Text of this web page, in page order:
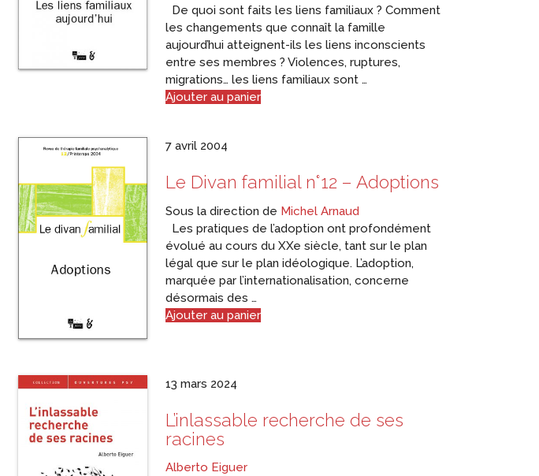
De quoi sont faits les liens familiaux ? Comment
les changements que connaît la famille
aujourd’hui atteignent-ils les liens inconscients
entre ses membres ? Violences, ruptures,
migrations… les liens familiaux sont …
Ajouter au panier
7 avril 2004
Le Divan familial n°12 – Adoptions
Sous la direction de Michel Arnaud
Les pratiques de l’adoption ont profondément
évolué au cours du XXe siècle, tant sur le plan
légal que sur le plan idéologique. L’adoption,
marquée par l’internationalisation, concerne
désormais des …
Ajouter au panier
13 mars 2024
L’inlassable recherche de ses
racines
Alberto Eiguer